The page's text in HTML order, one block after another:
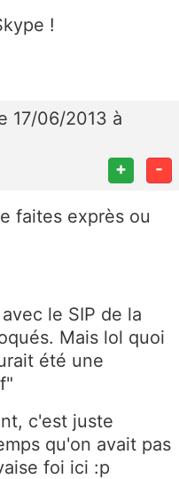
!
17/06/2013 à
+ -
faites exprès ou
le SIP de la
Mais lol quoi
été une
c'est juste
qu'on avait pas
foi ici :p